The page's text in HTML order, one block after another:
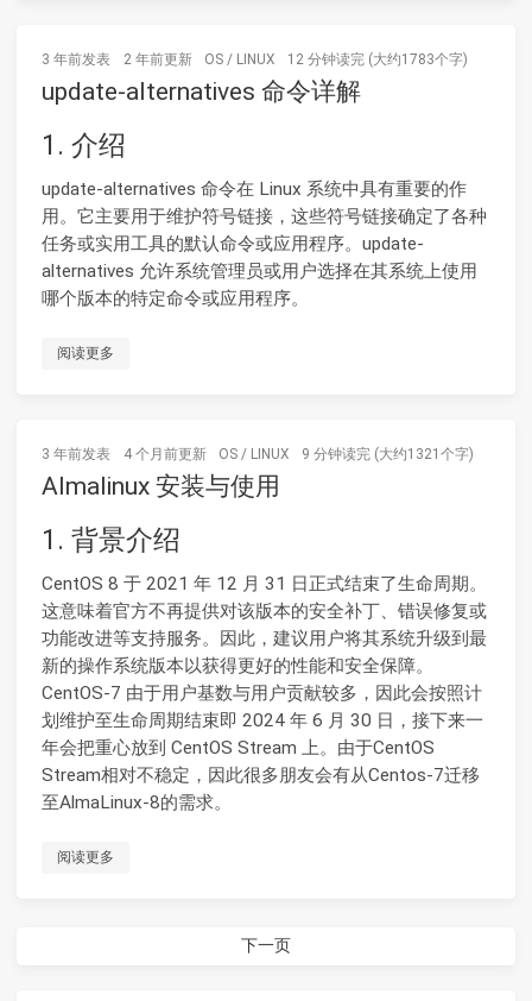
3 年前发表 2 年前更新 OS / LINUX 12 分钟读完 (大约1783个字)
update-alternatives 命令详解
1. 介绍
update-alternatives 命令在 Linux 系统中具有重要的作
用。它主要用于维护符号链接，这些符号链接确定了各种
任务或实用工具的默认命令或应用程序。update-
alternatives 允许系统管理员或用户选择在其系统上使用
哪个版本的特定命令或应用程序。
阅读更多
3 年前发表 4 个月前更新 OS / LINUX 9 分钟读完 (大约1321个字)
Almalinux 安装与使用
1. 背景介绍
CentOS 8 于 2021 年 12 月 31 日正式结束了生命周期。
这意味着官方不再提供对该版本的安全补丁、错误修复或
功能改进等支持服务。因此，建议用户将其系统升级到最
新的操作系统版本以获得更好的性能和安全保障。
CentOS-7 由于用户基数与用户贡献较多，因此会按照计
划维护至生命周期结束即 2024 年 6 月 30 日，接下来一
年会把重心放到 CentOS Stream 上。由于CentOS
Stream相对不稳定，因此很多朋友会有从Centos-7迁移
至AlmaLinux-8的需求。
阅读更多
下一页